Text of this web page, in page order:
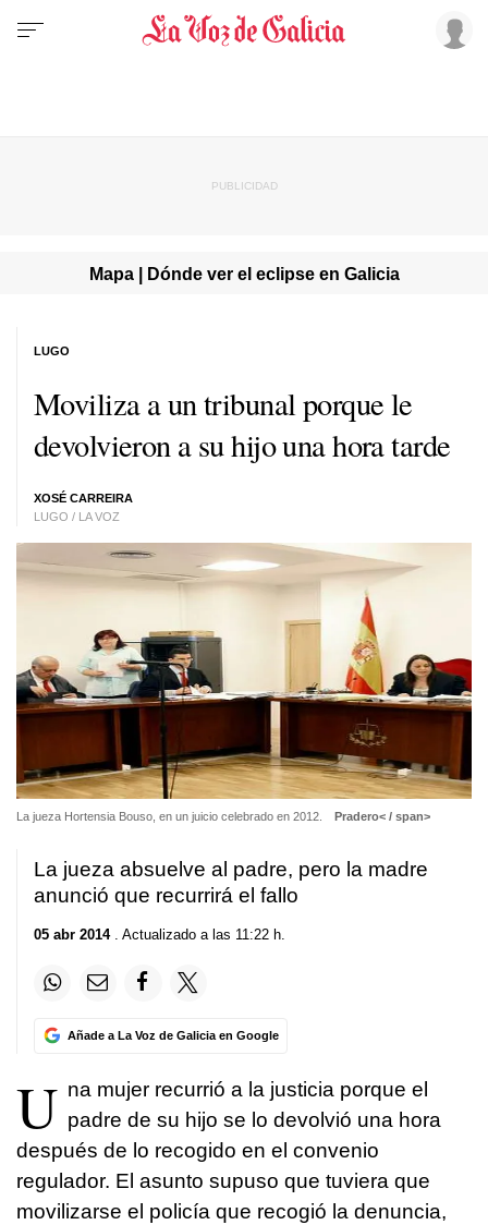
Mapa | Dónde ver el eclipse en Galicia
Moviliza a un tribunal porque le
devolvieron a su hijo una hora tarde
XOSÉ CARREIRA
LUGO / LA VOZ
LUGO
La jueza Hortensia Bouso, en un juicio celebrado en 2012. Pradero< / span>
La jueza absuelve al padre, pero la madre
anunció que recurrirá el fallo
05 abr 2014. Actualizado a las 11:22 h.
Añade a La Voz de Galicia en Google
U na mujer recurrió a la justicia porque el
padre de su hijo se lo devolvió una hora
después de lo recogido en el convenio
regulador. El asunto supuso que tuviera que
movilizarse el policía que recogió la denuncia,